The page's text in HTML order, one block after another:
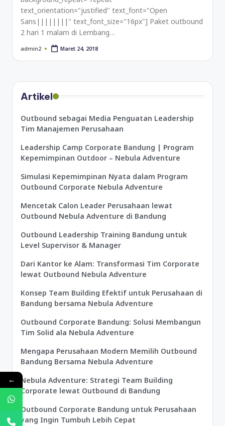
text_orientation="justified" text_font="Open
Sans||||||||" text_font_size="16px"] Paket outbound
2 hari 1 malam di Lembang…
admin2 Maret 24, 2018
Artikel
Outbound sebagai Media Penguatan Leadership
Tim Manajemen Perusahaan
Leadership Camp Corporate Bandung | Program
Kepemimpinan Outdoor – Nebula Adventure
Simulasi Kepemimpinan Nyata dalam Program
Outbound Corporate Nebula Adventure
Mencetak Calon Leader Perusahaan lewat
Outbound Nebula Adventure di Bandung
Outbound Leadership Training Bandung untuk
Level Supervisor & Manager
Dari Kantor ke Alam: Transformasi Tim Corporate
lewat Outbound Nebula Adventure
Konsep Team Building Efektif untuk Perusahaan di
Bandung bersama Nebula Adventure
Outbound Corporate Bandung: Solusi Membangun
Tim Solid ala Nebula Adventure
Mengapa Perusahaan Modern Memilih Outbound
Bandung Bersama Nebula Adventure
Nebula Adventure: Strategi Team Building
Corporate lewat Outbound di Bandung
Outbound Corporate Bandung untuk Perusahaan
yang Ingin Tumbuh Lebih Cepat
←